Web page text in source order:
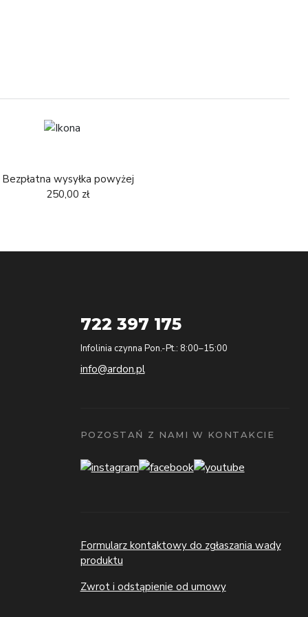
Bezpłatna wysyłka powyżej
250,00 zł
722 397 175
Infolinia czynna Pon.-Pt.: 8:00–15:00
info@ardon.pl
POZOSTAŃ Z NAMI W KONTAKCIE
Formularz kontaktowy do zgłaszania wady
produktu
Zwrot i odstąpienie od umowy